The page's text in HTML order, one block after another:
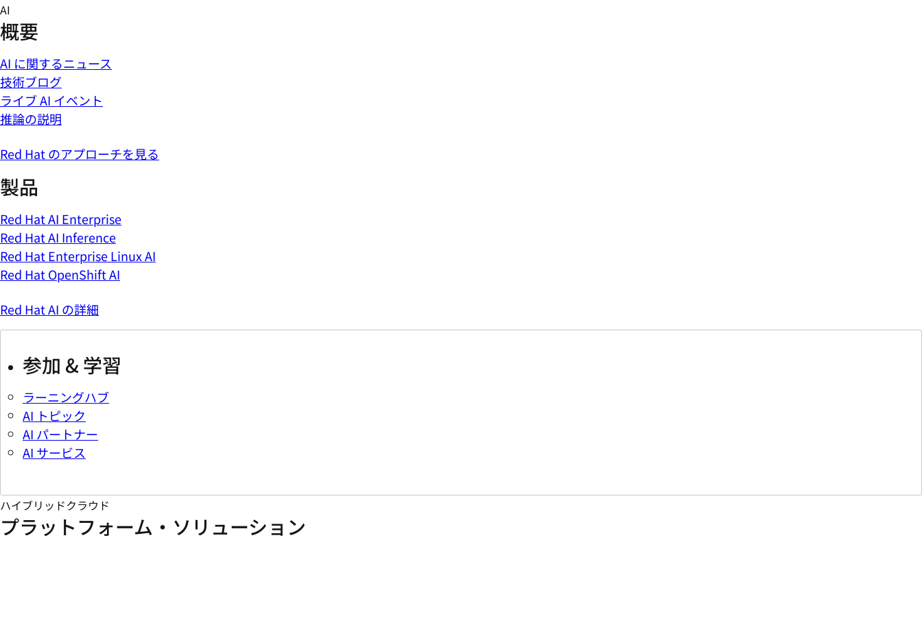
Skip
to
content
AI
概要
AI に関するニュース
技術ブログ
ライブ AI イベント
推論の説明
Red Hat のアプローチを見る
製品
Red Hat AI Enterprise
Red Hat AI Inference
Red Hat Enterprise Linux AI
Red Hat OpenShift AI
Red Hat AI の詳細
参加 & 学習
ラーニングハブ
AI トピック
AI パートナー
AI サービス
ハイブリッドクラウド
プラットフォーム・ソリューション